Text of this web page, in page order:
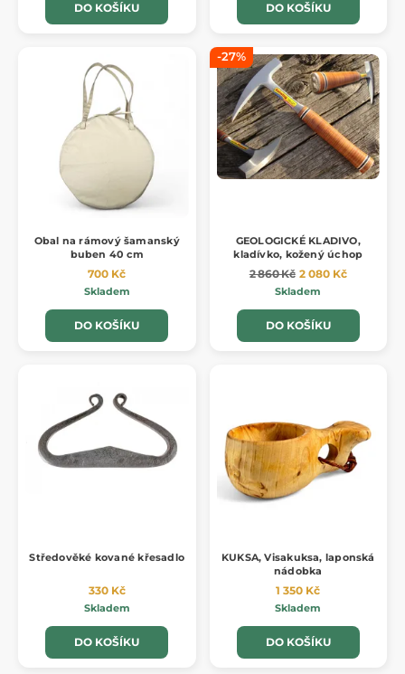
DO KOŠÍKU DO KOŠÍKU
Obal na rámový šamanský
buben 40 cm
700 Kč
Skladem
DO KOŠÍKU
-27%
GEOLOGICKÉ KLADIVO,
kladívko, kožený úchop
2 860 Kč 2 080 Kč
Skladem
DO KOŠÍKU
Středověké kované křesadlo
330 Kč
Skladem
DO KOŠÍKU
KUKSA, Visakuksa, laponská
nádobka
1 350 Kč
Skladem
DO KOŠÍKU